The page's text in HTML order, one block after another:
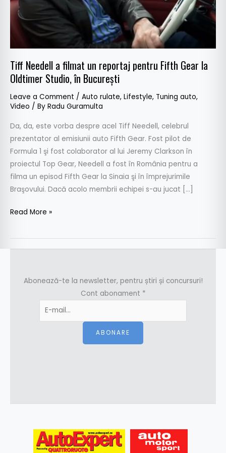
Tiff Needell a filmat un reportaj pentru Fifth Gear la
Oldtimer Studio, în Bucureşti
Leave a Comment / Auto rulate, Lifestyle, Tuning auto,
Video / By Radu Guramulta
Da, da, este vorba despre acel Tiff Needell, celebrul
prezentator al emisiunii auto Fifth Gear. Fost pilot de
Formula 1 şi fost colaborator al lui Jeremy Clarkson în
proiectul Top Gear, Needell a fost în România pentru a
filma un episod Fifth Gear la Sinaia şi în împrejurimile
Braşovului. Dacă acolo membrii echipei s-au jucat […]
Fifth
Gear
în
Bucureşti
Read More »
Abonează-te la newsletter, pentru știri și concursuri!
Cont abonament *
ABONARE